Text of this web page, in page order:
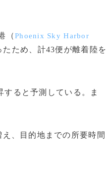
（Phoenix Sky Harbor
ため、計43便が離着陸を
ると予測している。ま
、目的地までの所要時間